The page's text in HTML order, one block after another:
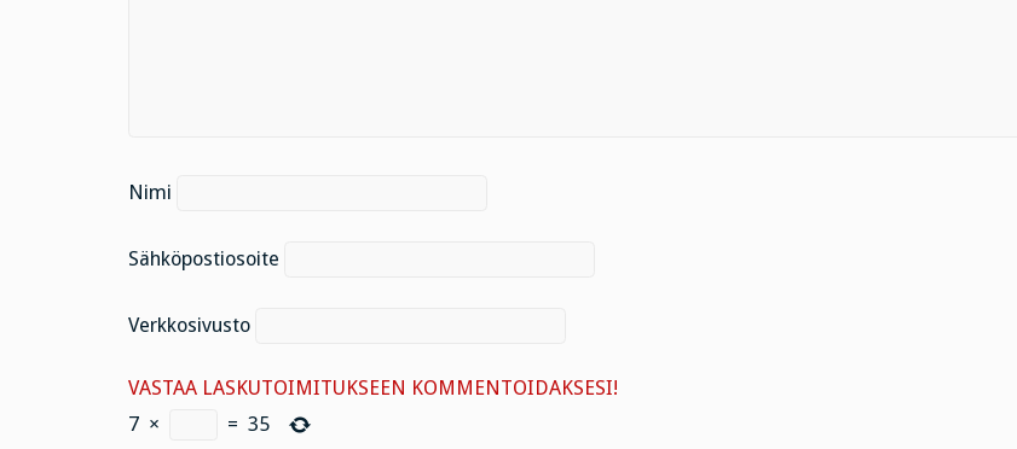
Nimi
Sähköpostiosoite
Verkkosivusto
VASTAA LASKUTOIMITUKSEEN KOMMENTOIDAKSESI!
7 × = 35